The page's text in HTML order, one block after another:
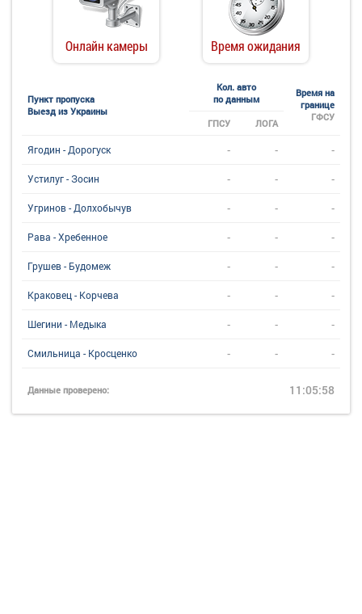
Онлайн камеры Время ожидания
Пункт пропуска
Выезд из Украины
Кол. авто
по данным
Время на
границе
ГФСУ
ГПСУ ЛОГА
Ягодин - Дорогуск - - -
Устилуг - Зосин - - -
Угринов - Долхобычув - - -
Рава - Хребенное - - -
Грушев - Будомеж - - -
Краковец - Корчева - - -
Шегини - Медыка - - -
Смильница - Кросценко - - -
Данные проверено: 11:05:58